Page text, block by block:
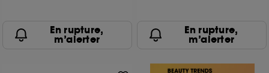
En rupture,
m’alerter
En rupture,
m’alerter